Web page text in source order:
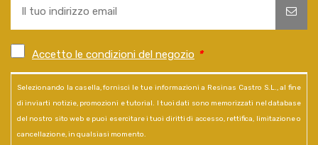
Accetto le condizioni del negozio *
Selezionando la casella, fornisci le tue informazioni a Resinas Castro S.L., al fine
di inviarti notizie, promozioni e tutorial. I tuoi dati sono memorizzati nel database
del nostro sito web e puoi esercitare i tuoi diritti di accesso, rettifica, limitazione o
cancellazione, in qualsiasi momento.